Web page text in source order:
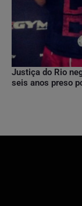
Justiça do Rio
seis anos preso